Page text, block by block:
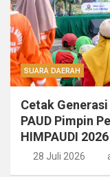
SUARA DAERAH
Cetak
PAUD Pimpin
HIMPAUDI 2026
28 Juli 2026